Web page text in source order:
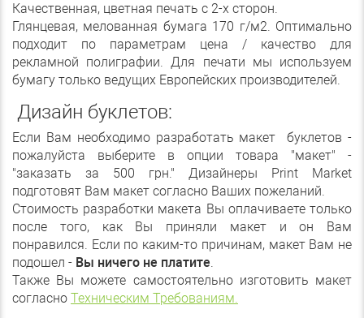
Качественная, цветная печать с 2-х сторон.
Глянцевая, мелованная бумага 170 г/м2. Оптимально
подходит по параметрам цена / качество для
рекламной полиграфии. Для печати мы используем
бумагу только ведущих Европейских производителей.
Дизайн буклетов:
Если Вам необходимо разработать макет буклетов -
пожалуйста выберите в опции товара "макет" -
"заказать за 500 грн." Дизайнеры Print Market
подготовят Вам макет согласно Ваших пожеланий.
Стоимость разработки макета Вы оплачиваете только
после того, как Вы приняли макет и он Вам
понравился. Если по каким-то причинам, макет Вам не
подошел - Вы ничего не платите.
Также Вы можете самостоятельно изготовить макет
согласно Техническим Требованиям.